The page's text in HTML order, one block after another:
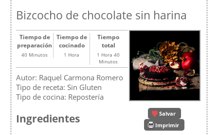
Bizcocho de chocolate sin harina
Salvar
Imprimir
Tiempo de
preparación
40 Minutos
Tiempo de
cocinado
1 Hora
Tiempo
total
1 Hora 40
Minutos
Autor: Raquel Carmona Romero
Tipo de receta: Sin Gluten
Tipo de cocina: Repostería
Ingredientes